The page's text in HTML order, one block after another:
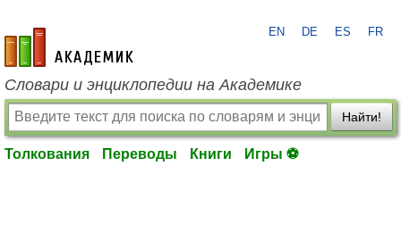
academic.ru
EN DE ES FR
Словари и энциклопедии на Академике
Найти!
Толкования Переводы Книги Игры ⚽